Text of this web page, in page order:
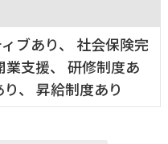
ブあり、 社会保険完
支援、 研修制度あ
、 昇給制度あり